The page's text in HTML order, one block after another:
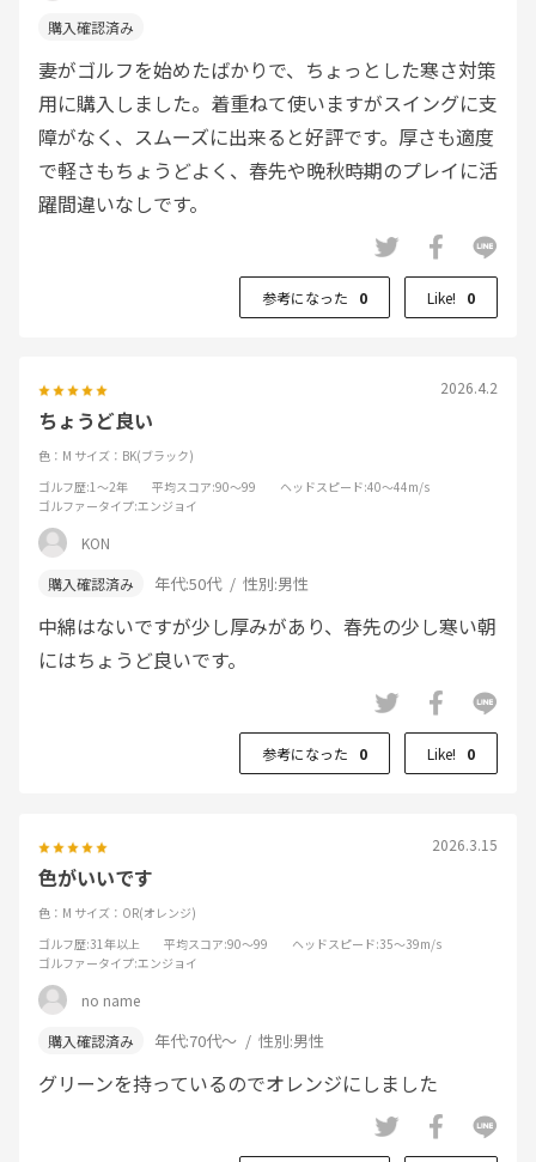
妻がゴルフを始めたばかりで、ちょっとした寒さ対策
用に購入しました。着重ねて使いますがスイングに支
障がなく、スムーズに出来ると好評です。厚さも適度
で軽さもちょうどよく、春先や晩秋時期のプレイに活
躍間違いなしです。
参考になった 0 Like! 0
2026.4.2
ちょうど良い
色：M サイズ：BK(ブラック)
ゴルフ歴:1～2年 平均スコア:90～99 ヘッドスピード:40～44m/s
ゴルファータイプ:エンジョイ
KON
年代:50代 性別:男性
中綿はないですが少し厚みがあり、春先の少し寒い朝
にはちょうど良いです。
参考になった 0 Like! 0
2026.3.15
色がいいです
色：M サイズ：OR(オレンジ)
ゴルフ歴:31年以上 平均スコア:90～99 ヘッドスピード:35～39m/s
ゴルファータイプ:エンジョイ
no name
年代:70代～ 性別:男性
グリーンを持っているのでオレンジにしました